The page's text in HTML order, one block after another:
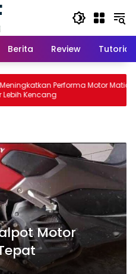
Berita Review Tutorial
Performa Motor Matic
Kencang
Motor